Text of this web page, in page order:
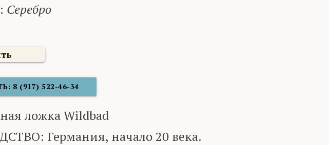
Серебро
8 (917) 522-46-34
ложка Wildbad
Германия, начало 20 века.